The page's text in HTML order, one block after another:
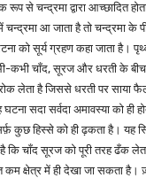
से चन्द्रमा द्वारा आच्छादित
चन्द्रमा आ जाता है तो चन्द्रमा के
को सूर्य ग्रहण कहा जाता है।
कभी चाँद, सूरज और धरती के
लेता है जिससे धरती पर साया
सदा सर्वदा अमावस्या को ही
कुछ हिस्से को ही ढ़कता है। यह
है कि चाँद सूरज को पूरी तरह ढँक
क्षेत्र में ही देखा जा सकता है।